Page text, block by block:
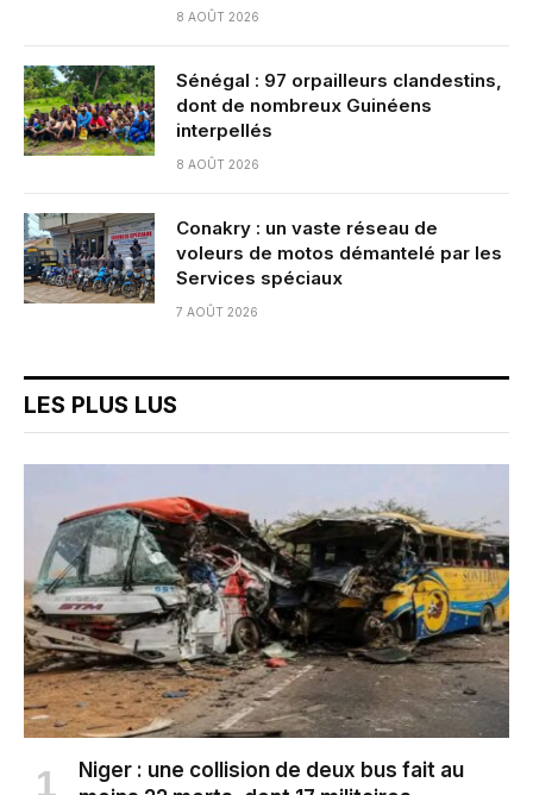
8 AOÛT 2026
Sénégal : 97 orpailleurs clandestins,
dont de nombreux Guinéens
interpellés
8 AOÛT 2026
Conakry : un vaste réseau de
voleurs de motos démantelé par les
Services spéciaux
7 AOÛT 2026
LES PLUS LUS
Niger : une collision de deux bus fait au